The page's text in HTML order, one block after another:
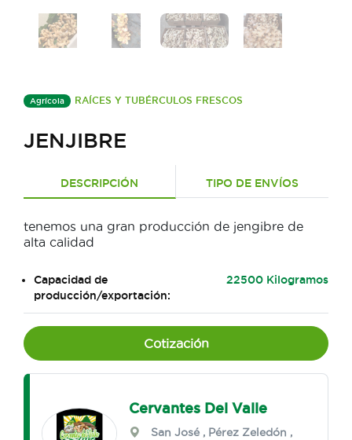
Agrícola RAÍCES Y TUBÉRCULOS FRESCOS
JENJIBRE
DESCRIPCIÓN TIPO DE ENVÍOS
tenemos una gran producción de jengibre de
alta calidad
Capacidad de
producción/exportación:
22500 Kilogramos
Cotización
Cervantes Del Valle
San José , Pérez Zeledón ,